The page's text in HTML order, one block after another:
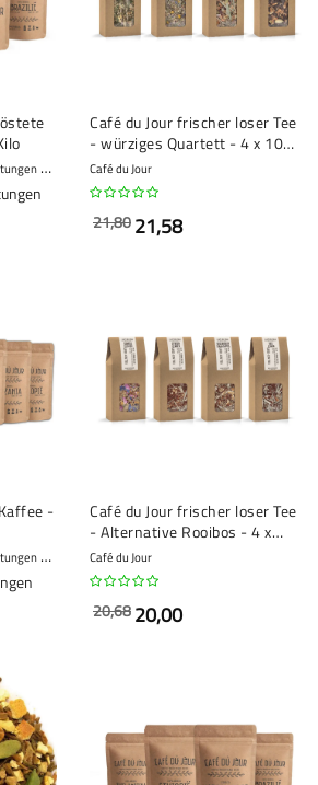
8 - Stark
Café du Jour frischer loser Tee
- würziges Quartett - 4 x 100
Gramm
Café du Jour
21,58
21,80
-
8 - Stark
Café du Jour frischer loser Tee
- Alternative Rooibos - 4 x
100 Gramm
Café du Jour
20,00
20,68